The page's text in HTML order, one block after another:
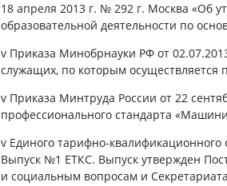
18 апреля 2013 г. № 292 г. Москва «Об
образовательной деятельности по
v Приказа Минобрнауки РФ от
служащих, по которым осуществляется
v Приказа Минтруда России от 22
профессионального стандарта
v Единого тарифно-
Выпуск №1 ЕТКС. Выпуск утвержден
и социальным вопросам и